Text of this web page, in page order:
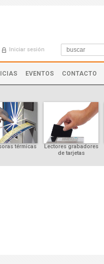
Iniciar sesión
EVENTOS CONTACTO
térmicas
Lectores grabadores
de tarjetas